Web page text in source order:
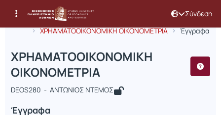
Σύνδεση
Αρχική Σελίδα
ΧΡΗΑΜΑΤΟΟΙΚΟΝΟΜΙΚΗ ΟΙΚΟΝΟΜΕΤΡΙΑ
Έγγραφα
Μάθημα : ΧΡΗΑΜΑΤΟΟΙΚΟΝΟΜΙΚΗ
Κωδικός : DEOS280
ΧΡΗΑΜΑΤΟΟΙΚΟΝΟΜΙΚΗ
ΟΙΚΟΝΟΜΕΤΡΙΑ
DEOS280 - ΑΝΤΩΝΙΟΣ ΝΤΕΜΟΣ
Έγγραφα